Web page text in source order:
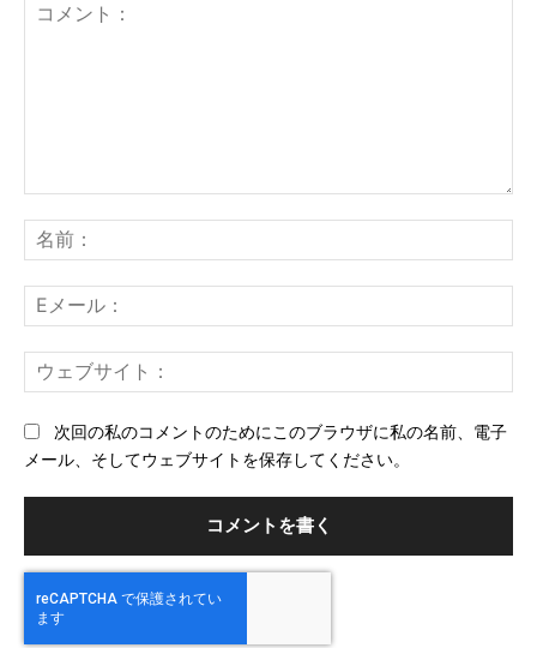
ン
ト：
前
メ
ー
ェ
次回の私のコメントのためにこのブラウザに私の名前、電子
メール、そしてウェブサイトを保存してください。